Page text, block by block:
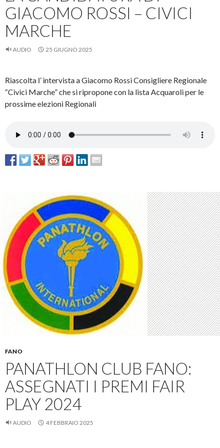
GIACOMO ROSSI – CIVICI
MARCHE
AUDIO 25 GIUGNO 2025
Riascolta l’ intervista a Giacomo Rossi Consigliere Regionale
“Civici Marche” che si ripropone con la lista Acquaroli per le
prossime elezioni Regionali
FANO
PANATHLON CLUB FANO:
ASSEGNATI I PREMI FAIR
PLAY 2024
AUDIO 4 FEBBRAIO 2025